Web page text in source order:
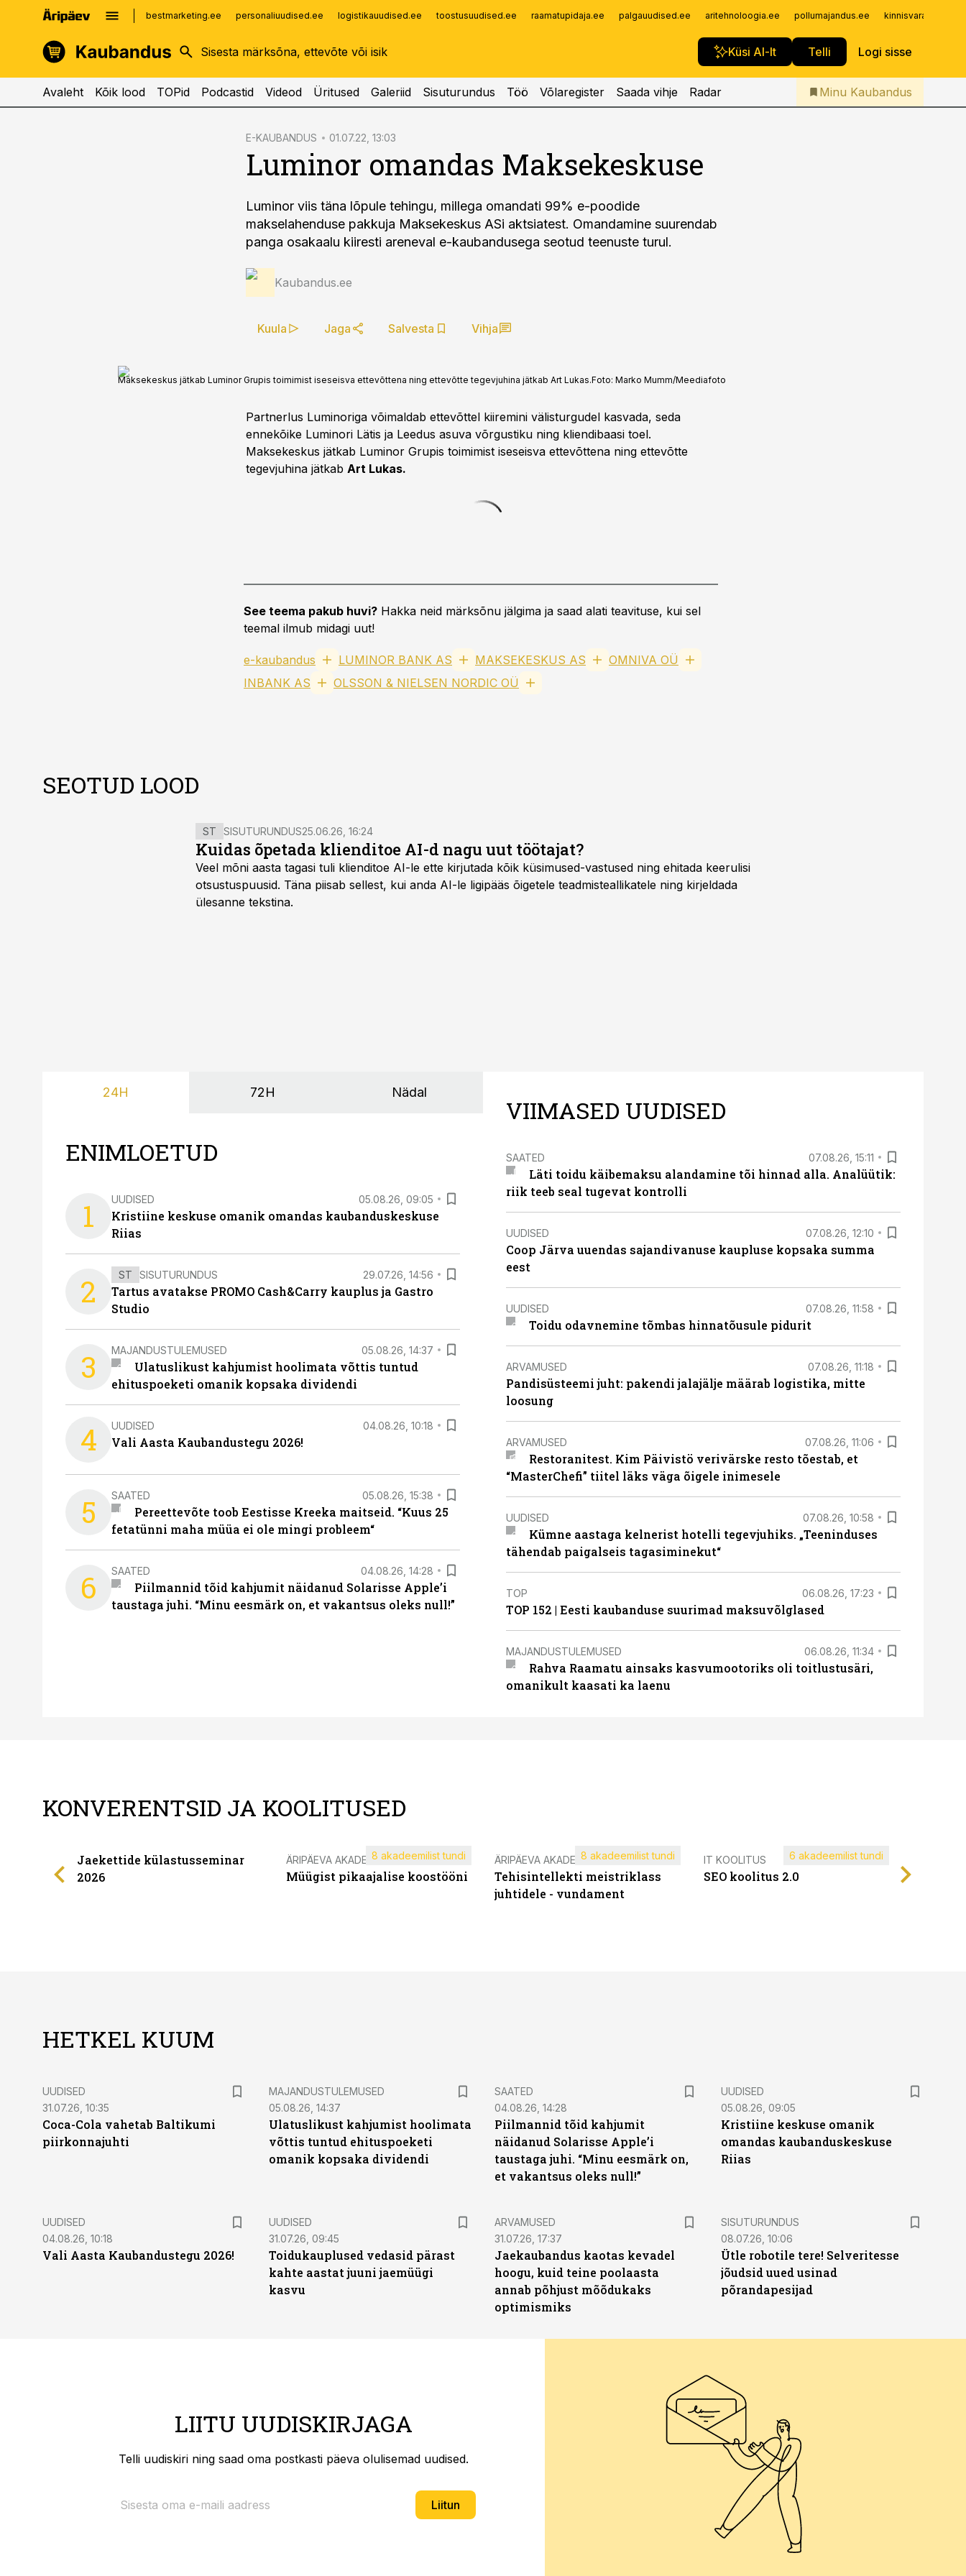
bestmarketing.ee personaliuudised.ee logistikauudised.ee toostusuudised.ee raamatupidaja.ee palgauudised.ee aritehnoloogia.ee pollumajandus.ee
Küsi AI-lt Telli Logi sisse
kinnisvarauudised.ee
logistikauudised.ee
imelineajalugu.ee
Infopank
Iseteenindus
Telli Kaubandus
Avaleht Kõik lood TOPid Podcastid Videod Üritused Galeriid Sisuturundus Töö Võlaregister Saada vihje Radar Minu Kaubandus
E-KAUBANDUS 01.07.22, 13:03
Luminor omandas Maksekeskuse
Luminor viis täna lõpule tehingu, millega omandati 99% e-poodide
makselahenduse pakkuja Maksekeskus ASi aktsiatest. Omandamine suurendab
panga osakaalu kiiresti areneval e-kaubandusega seotud teenuste turul.
Kaubandus.ee
Kuula Jaga Salvesta Vihja
Maksekeskus jätkab Luminor Grupis toimimist iseseisva ettevõttena ning ettevõtte tegevjuhina jätkab Art Lukas.Foto: Marko Mumm/Meediafoto
Partnerlus Luminoriga võimaldab ettevõttel kiiremini välisturgudel kasvada, seda
ennekõike Luminori Lätis ja Leedus asuva võrgustiku ning kliendibaasi toel.
Maksekeskus jätkab Luminor Grupis toimimist iseseisva ettevõttena ning ettevõtte
tegevjuhina jätkab Art Lukas.
See teema pakub huvi? Hakka neid märksõnu jälgima ja saad alati teavituse, kui sel
teemal ilmub midagi uut!
e-kaubandus LUMINOR BANK AS MAKSEKESKUS AS
OMNIVA OÜ
INBANK AS
OLSSON & NIELSEN NORDIC OÜ
SEOTUD LOOD
ST SISUTURUNDUS25.06.26, 16:24
Kuidas õpetada klienditoe AI-d nagu uut töötajat?
Veel mõni aasta tagasi tuli klienditoe AI-le ette kirjutada kõik küsimused-vastused ning ehitada keerulisi
otsustuspuusid. Täna piisab sellest, kui anda AI-le ligipääs õigetele teadmisteallikatele ning kirjeldada
ülesanne tekstina.
24H 72H Nädal
ENIMLOETUD
1 UUDISED 05.08.26, 09:05
Kristiine keskuse omanik omandas kaubanduskeskuse
Riias
2 ST SISUTURUNDUS 29.07.26, 14:56
Tartus avatakse PROMO Cash&Carry kauplus ja Gastro
Studio
3 MAJANDUSTULEMUSED 05.08.26, 14:37
Ulatuslikust kahjumist hoolimata võttis tuntud
ehituspoeketi omanik kopsaka dividendi
4 UUDISED 04.08.26, 10:18
Vali Aasta Kaubandustegu 2026!
5 SAATED 05.08.26, 15:38
Pereettevõte toob Eestisse Kreeka maitseid. “Kuus 25
fetatünni maha müüa ei ole mingi probleem“
6 SAATED 04.08.26, 14:28
Piilmannid tõid kahjumit näidanud Solarisse Apple’i
taustaga juhi. “Minu eesmärk on, et vakantsus oleks null!”
VIIMASED UUDISED
SAATED 07.08.26, 15:11
Läti toidu käibemaksu alandamine tõi hinnad alla. Analüütik:
riik teeb seal tugevat kontrolli
UUDISED 07.08.26, 12:10
Coop Järva uuendas sajandivanuse kaupluse kopsaka summa
eest
UUDISED 07.08.26, 11:58
Toidu odavnemine tõmbas hinnatõusule pidurit
ARVAMUSED 07.08.26, 11:18
Pandisüsteemi juht: pakendi jalajälje määrab logistika, mitte
loosung
ARVAMUSED 07.08.26, 11:06
Restoranitest. Kim Päivistö verivärske resto tõestab, et
“MasterChefi” tiitel läks väga õigele inimesele
UUDISED 07.08.26, 10:58
Kümne aastaga kelnerist hotelli tegevjuhiks. „Teeninduses
tähendab paigalseis tagasiminekut“
TOP 06.08.26, 17:23
TOP 152 | Eesti kaubanduse suurimad maksuvõlglased
MAJANDUSTULEMUSED 06.08.26, 11:34
Rahva Raamatu ainsaks kasvumootoriks oli toitlustusäri,
omanikult kaasati ka laenu
KONVERENTSID JA KOOLITUSED
Jaekettide külastusseminar
2026
ÄRIPÄEVA AKADEEMIA
Müügist pikaajalise koostööni
8 akadeemilist tundi ÄRIPÄEVA AKADEEMIA
Tehisintellekti meistriklass
juhtidele - vundament
8 akadeemilist tundi IT KOOLITUS
SEO koolitus 2.0
6 akadeemilist tundi
HETKEL KUUM
UUDISED
31.07.26, 10:35
Coca-Cola vahetab Baltikumi
piirkonnajuhti
MAJANDUSTULEMUSED
05.08.26, 14:37
Ulatuslikust kahjumist hoolimata
võttis tuntud ehituspoeketi
omanik kopsaka dividendi
SAATED
04.08.26, 14:28
Piilmannid tõid kahjumit
näidanud Solarisse Apple’i
taustaga juhi. “Minu eesmärk on,
et vakantsus oleks null!”
UUDISED
05.08.26, 09:05
Kristiine keskuse omanik
omandas kaubanduskeskuse
Riias
UUDISED
04.08.26, 10:18
Vali Aasta Kaubandustegu 2026!
UUDISED
31.07.26, 09:45
Toidukauplused vedasid pärast
kahte aastat juuni jaemüügi
kasvu
ARVAMUSED
31.07.26, 17:37
Jaekaubandus kaotas kevadel
hoogu, kuid teine poolaasta
annab põhjust mõõdukaks
optimismiks
ST
SISUTURUNDUS
08.07.26, 10:06
Ütle robotile tere! Selveritesse
jõudsid uued usinad
põrandapesijad
LIITU UUDISKIRJAGA
Telli uudiskiri ning saad oma postkasti päeva olulisemad uudised.
Liitun